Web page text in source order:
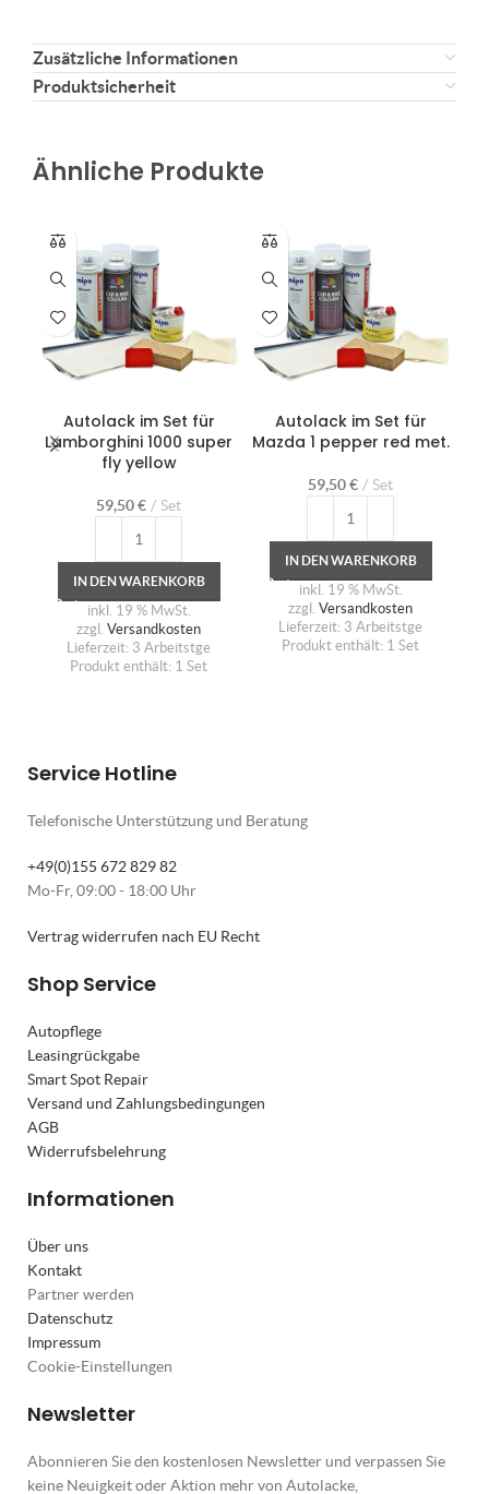
Zusätzliche Informationen
Produktsicherheit
Ähnliche Produkte
Autolack im Set für
Lamborghini 1000 super
fly yellow
59,50€ Set
IN DEN WARENKORB
inkl. 19 % MwSt.
zzgl. Versandkosten
Lieferzeit: 3 Arbeitstge
Produkt enthält: 1 Set
Autolack im Set für
Mazda 1 pepper red met.
59,50€ Set
IN DEN WARENKORB
inkl. 19 % MwSt.
zzgl. Versandkosten
Lieferzeit: 3 Arbeitstge
Produkt enthält: 1 Set
Service Hotline
Telefonische Unterstützung und Beratung
+49(0)155 672 829 82
Mo-Fr, 09:00 - 18:00 Uhr
Vertrag widerrufen nach EU Recht
Shop Service
Autopflege
Leasingrückgabe
Smart Spot Repair
Versand und Zahlungsbedingungen
AGB
Widerrufsbelehrung
Informationen
Über uns
Kontakt
Partner werden
Datenschutz
Impressum
Cookie-Einstellungen
Newsletter
Abonnieren Sie den kostenlosen Newsletter und verpassen Sie
keine Neuigkeit oder Aktion mehr von Autolacke,